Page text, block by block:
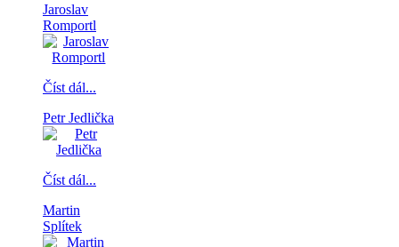
Jaroslav
Romportl
Číst dál...
Petr Jedlička
Číst dál...
Martin
Splítek